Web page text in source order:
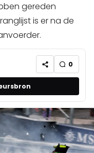
gereden
is er na de
0